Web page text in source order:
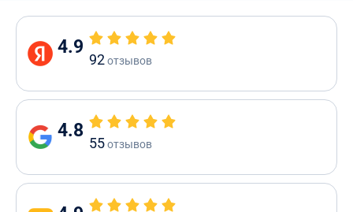
4.9
92отзывов
4.8
55отзывов